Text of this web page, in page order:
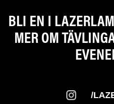
BLI EN I
MER OM
/